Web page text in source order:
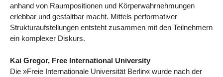
anhand von Raumpositionen und Körperwahrnehmungen
erlebbar und gestaltbar macht. Mittels performativer
Strukturaufstellungen entsteht zusammen mit den Teilnehmern
ein komplexer Diskurs.
Kai Gregor, Free International University
Die »Freie Internationale Universität Berlin« wurde nach der